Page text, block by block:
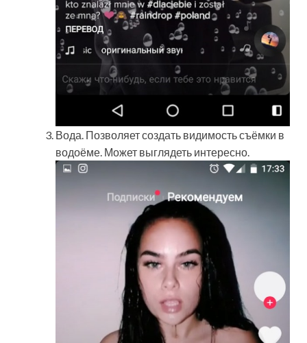
Вода. Позволяет создать видимость съёмки в
водоёме. Может выглядеть интересно.